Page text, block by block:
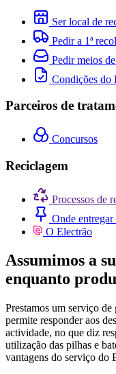
Ser local de
Pedir a 1ª
Pedir meios
Condições do
Parceiros de
Concursos
Reciclagem
Processos de
Onde entregar
O Electrão
Assumimos a
enquanto
Prestamos um serviço
permite responder aos
actividade, no que diz
utilização das pilhas e
vantagens do serviço do